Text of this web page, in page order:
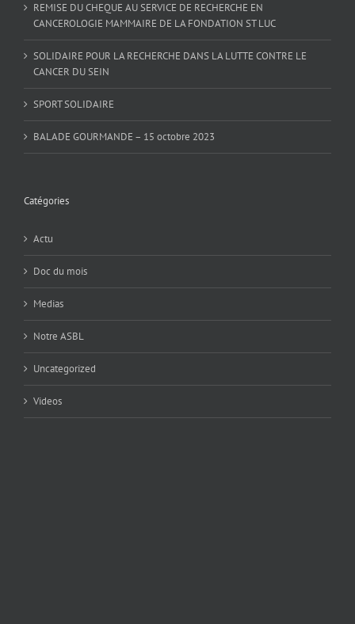
REMISE DU CHEQUE AU SERVICE DE RECHERCHE EN
CANCEROLOGIE MAMMAIRE DE LA FONDATION ST LUC
SOLIDAIRE POUR LA RECHERCHE DANS LA LUTTE CONTRE LE
CANCER DU SEIN
SPORT SOLIDAIRE
BALADE GOURMANDE – 15 octobre 2023
Catégories
Actu
Doc du mois
Medias
Notre ASBL
Uncategorized
Videos